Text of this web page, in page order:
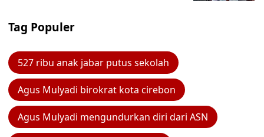
Tag Populer
527 ribu anak jabar putus sekolah
Agus Mulyadi birokrat kota cirebon
Agus Mulyadi mengundurkan diri dari ASN